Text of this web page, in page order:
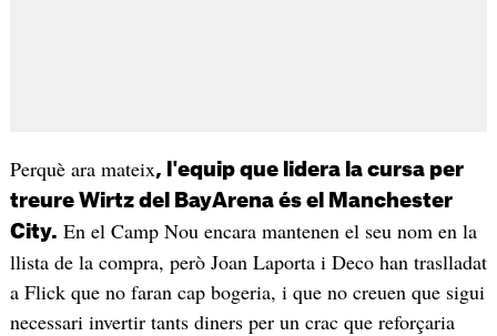
Perquè ara mateix, l'equip que lidera la cursa per
treure Wirtz del BayArena és el Manchester
City. En el Camp Nou encara mantenen el seu nom en la
llista de la compra, però Joan Laporta i Deco han traslladat
a Flick que no faran cap bogeria, i que no creuen que sigui
necessari invertir tants diners per un crac que reforçaria